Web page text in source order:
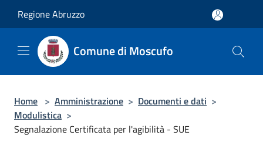
Regione Abruzzo
Comune di Moscufo
Home > Amministrazione > Documenti e dati >
Modulistica >
Segnalazione Certificata per l'agibilità - SUE